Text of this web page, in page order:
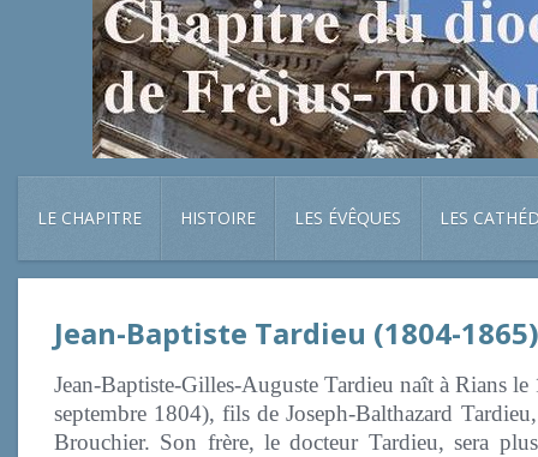
LE CHAPITRE HISTOIRE LES ÉVÊQUES LES
Jean-Baptiste Tardieu (1804-1865)
Jean-Baptiste-Gilles-Auguste Tardieu naît à Rians
septembre 1804), fils de Joseph-Balthazard
Brouchier. Son frère, le docteur Tardieu, sera